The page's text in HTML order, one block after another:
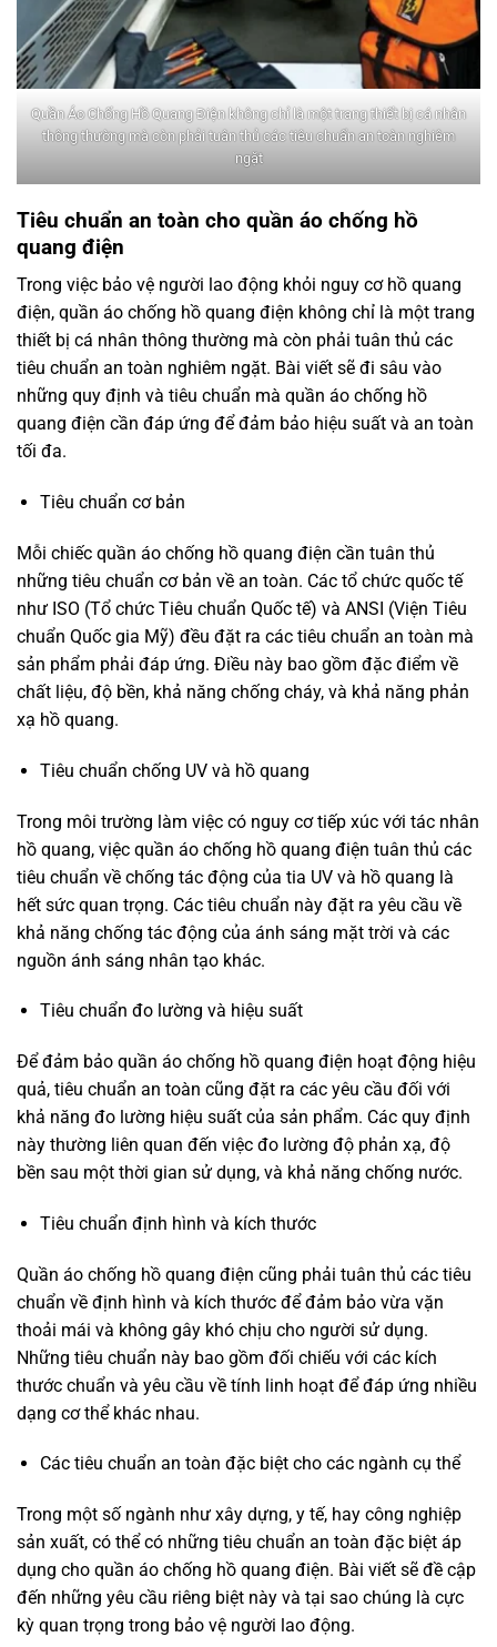
Quần Áo Chống Hồ Quang Điện không chỉ là một trang thiết bị cá nhân
thông thường mà còn phải tuân thủ các tiêu chuẩn an toàn nghiêm
ngặt
Tiêu chuẩn an toàn cho quần áo chống hồ
quang điện
Trong việc bảo vệ người lao động khỏi nguy cơ hồ quang
điện, quần áo chống hồ quang điện không chỉ là một trang
thiết bị cá nhân thông thường mà còn phải tuân thủ các
tiêu chuẩn an toàn nghiêm ngặt. Bài viết sẽ đi sâu vào
những quy định và tiêu chuẩn mà quần áo chống hồ
quang điện cần đáp ứng để đảm bảo hiệu suất và an toàn
tối đa.
Tiêu chuẩn cơ bản
Mỗi chiếc quần áo chống hồ quang điện cần tuân thủ
những tiêu chuẩn cơ bản về an toàn. Các tổ chức quốc tế
như ISO (Tổ chức Tiêu chuẩn Quốc tế) và ANSI (Viện Tiêu
chuẩn Quốc gia Mỹ) đều đặt ra các tiêu chuẩn an toàn mà
sản phẩm phải đáp ứng. Điều này bao gồm đặc điểm về
chất liệu, độ bền, khả năng chống cháy, và khả năng phản
xạ hồ quang.
Tiêu chuẩn chống UV và hồ quang
Trong môi trường làm việc có nguy cơ tiếp xúc với tác nhân
hồ quang, việc quần áo chống hồ quang điện tuân thủ các
tiêu chuẩn về chống tác động của tia UV và hồ quang là
hết sức quan trọng. Các tiêu chuẩn này đặt ra yêu cầu về
khả năng chống tác động của ánh sáng mặt trời và các
nguồn ánh sáng nhân tạo khác.
Tiêu chuẩn đo lường và hiệu suất
Để đảm bảo quần áo chống hồ quang điện hoạt động hiệu
quả, tiêu chuẩn an toàn cũng đặt ra các yêu cầu đối với
khả năng đo lường hiệu suất của sản phẩm. Các quy định
này thường liên quan đến việc đo lường độ phản xạ, độ
bền sau một thời gian sử dụng, và khả năng chống nước.
Tiêu chuẩn định hình và kích thước
Quần áo chống hồ quang điện cũng phải tuân thủ các tiêu
chuẩn về định hình và kích thước để đảm bảo vừa vặn
thoải mái và không gây khó chịu cho người sử dụng.
Những tiêu chuẩn này bao gồm đối chiếu với các kích
thước chuẩn và yêu cầu về tính linh hoạt để đáp ứng nhiều
dạng cơ thể khác nhau.
Các tiêu chuẩn an toàn đặc biệt cho các ngành cụ thể
Trong một số ngành như xây dựng, y tế, hay công nghiệp
sản xuất, có thể có những tiêu chuẩn an toàn đặc biệt áp
dụng cho quần áo chống hồ quang điện. Bài viết sẽ đề cập
đến những yêu cầu riêng biệt này và tại sao chúng là cực
kỳ quan trọng trong bảo vệ người lao động.